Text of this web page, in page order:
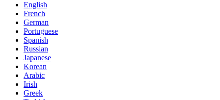
English
French
German
Portuguese
Spanish
Russian
Japanese
Korean
Arabic
Irish
Greek